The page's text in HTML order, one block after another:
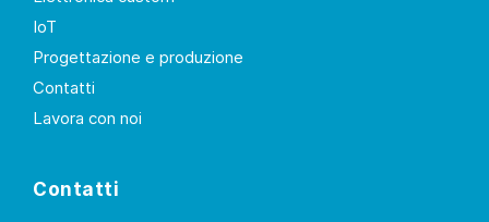
IoT
Progettazione e produzione
Contatti
Lavora con noi
Contatti